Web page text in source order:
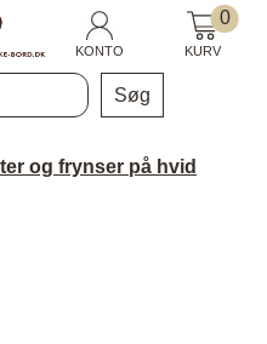
KONTO
0
KURV